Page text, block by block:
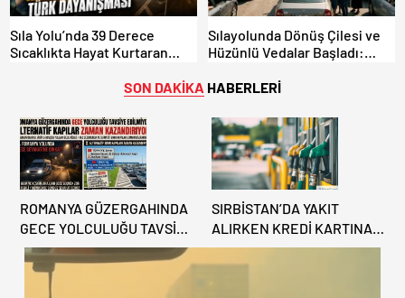
Sıla Yolu’nda 39 Derece
Sıcaklıkta Hayat Kurtaran
Sılayolunda Dönüş Çilesi ve
Hüzünlü Vedalar Başladı:
SON DAKİKA HABERLERİ
ROMANYA GÜZERGAHINDA
GECE YOLCULUĞU TAVSİYE
EDİLMİYOR: ALTERNATİF
KAPILAR ZAMAN
KAZANDIRIYOR!
SIRBİSTAN’DA YAKIT
ALIRKEN KREDİ KARTINA
DİKKAT: MAĞDUR
OLMAYIN!